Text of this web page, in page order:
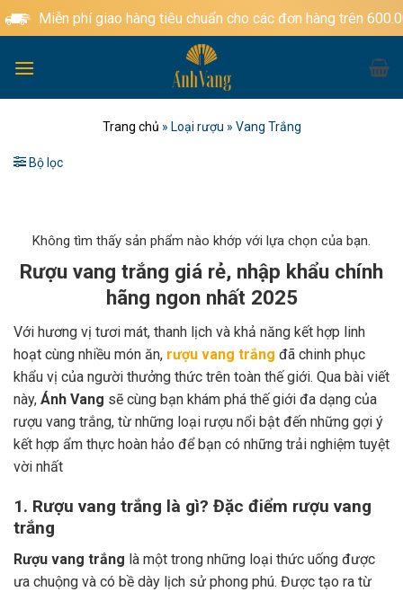
Bỏ
qua
dung
Miễn phí giao hàng tiêu chuẩn cho các đơn hàng trên 600.000đ
Trang chủ » Loại rượu » Vang Trắng
Bộ lọc
Không tìm thấy sản phẩm nào khớp với lựa chọn của bạn.
Rượu vang trắng giá rẻ, nhập khẩu chính
hãng ngon nhất 2025
Với hương vị tươi mát, thanh lịch và khả năng kết hợp linh
hoạt cùng nhiều món ăn, rượu vang trắng đã chinh phục
khẩu vị của người thưởng thức trên toàn thế giới. Qua bài viết
này, Ánh Vang sẽ cùng bạn khám phá thế giới đa dạng của
rượu vang trắng, từ những loại rượu nổi bật đến những gợi ý
kết hợp ẩm thực hoàn hảo để bạn có những trải nghiệm tuyệt
vời nhất
1. Rượu vang trắng là gì? Đặc điểm rượu vang
trắng
Rượu vang trắng là một trong những loại thức uống được
ưa chuộng và có bề dày lịch sử phong phú. Được tạo ra từ